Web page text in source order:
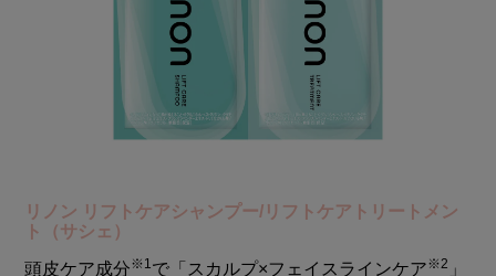
リノン リフトケアシャンプー/リフトケアトリートメン
ト（サシェ）
頭皮ケア成分※1で「スカルプ×フェイスラインケア※2 」